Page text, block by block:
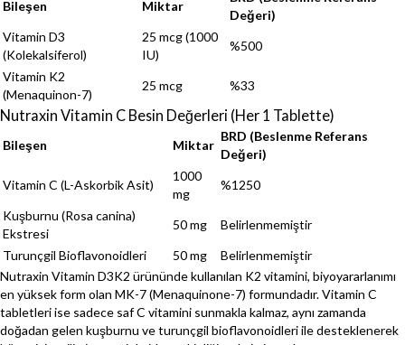
Bileşen Miktar
Değeri)
Vitamin D3
(Kolekalsiferol)
25 mcg (1000
IU)
%500
Vitamin K2
(Menaquinon-7)
25 mcg %33
Nutraxin Vitamin C Besin Değerleri (Her 1 Tablette)
Bileşen Miktar
BRD (Beslenme Referans
Değeri)
Vitamin C (L-Askorbik Asit)
1000
mg
%1250
Kuşburnu (Rosa canina)
Ekstresi
50 mg
Belirlenmemiştir
Turunçgil Bioflavonoidleri
50 mg
Belirlenmemiştir
Nutraxin Vitamin D3K2 ürününde kullanılan K2 vitamini, biyoyararlanımı
en yüksek form olan MK-7 (Menaquinone-7) formundadır. Vitamin C
tabletleri ise sadece saf C vitamini sunmakla kalmaz, aynı zamanda
doğadan gelen kuşburnu ve turunçgil bioflavonoidleri ile desteklenerek